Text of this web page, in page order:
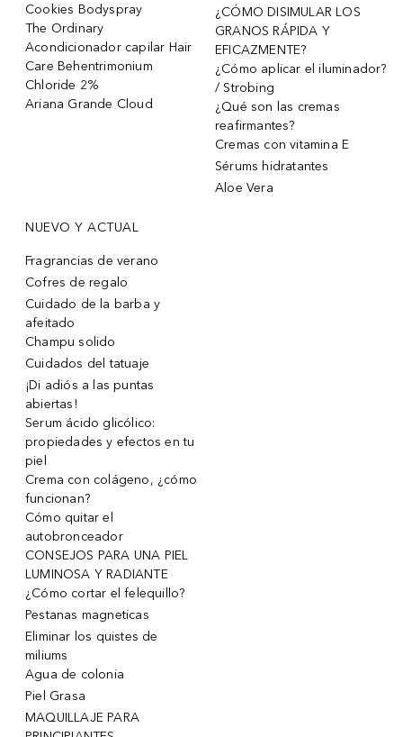
Cookies Bodyspray
The Ordinary
Acondicionador capilar Hair
Care Behentrimonium
Chloride 2%
Ariana Grande Cloud
¿CÓMO DISIMULAR LOS
GRANOS RÁPIDA Y
EFICAZMENTE?
¿Cómo aplicar el iluminador?
/ Strobing
¿Qué son las cremas
reafirmantes?
Cremas con vitamina E
Sérums hidratantes
Aloe Vera
NUEVO Y ACTUAL
Fragrancias de verano
Cofres de regalo
Cuidado de la barba y
afeitado
Champu solido
Cuidados del tatuaje
¡Di adiós a las puntas
abiertas!
Serum ácido glicólico:
propiedades y efectos en tu
piel
Crema con colágeno, ¿cómo
funcionan?
Cómo quitar el
autobronceador
CONSEJOS PARA UNA PIEL
LUMINOSA Y RADIANTE
¿Cómo cortar el felequillo?
Pestanas magneticas
Eliminar los quistes de
miliums
Agua de colonia
Piel Grasa
MAQUILLAJE PARA